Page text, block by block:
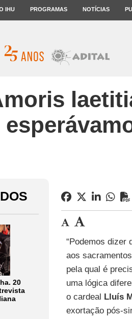
IHU PROGRAMAS NOTÍCIAS
20
“Podemos dizer
aos
pela qual é
uma lógica
o cardeal Lluís
exortação pós-